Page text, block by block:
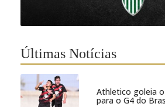
Últimas Notícias
Athletico goleia
para o G4 do